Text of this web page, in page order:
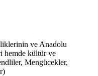
ve Anadolu
hemde kültür ve
Mengücekler,